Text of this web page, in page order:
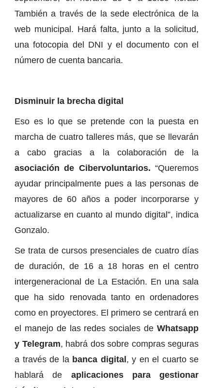
También a través de la sede electrónica de la
web municipal. Hará falta, junto a la solicitud,
una fotocopia del DNI y el documento con el
número de cuenta bancaria.
Disminuir la brecha digital
Eso es lo que se pretende con la puesta en
marcha de cuatro talleres más, que se llevarán
a cabo gracias a la colaboración de la
asociación de Cibervoluntarios. “Queremos
ayudar principalmente pues a las personas de
mayores de 60 años a poder incorporarse y
actualizarse en cuanto al mundo digital”, indica
Gonzalo.
Se trata de cursos presenciales de cuatro días
de duración, de 16 a 18 horas en el centro
intergeneracional de La Estación. En una sala
que ha sido renovada tanto en ordenadores
como en proyectores. El primero se centrará en
el manejo de las redes sociales de Whatsapp
y Telegram, habrá dos sobre compras seguras
a través de la banca digital, y en el cuarto se
hablará de aplicaciones para gestionar